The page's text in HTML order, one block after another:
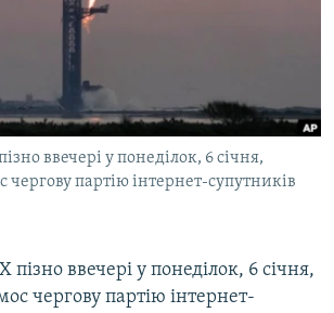
ввечері у понеділок, 6 січня,
чергову партію інтернет-супутників
пізно ввечері у понеділок, 6 січня,
чергову партію інтернет-